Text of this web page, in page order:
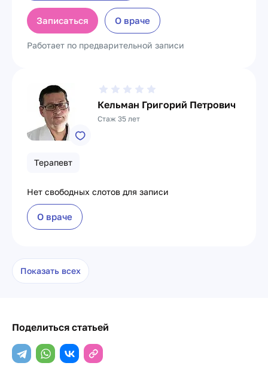
Записаться О враче
Работает по предварительной записи
Кельман Григорий Петрович
Стаж 35 лет
Терапевт
Нет свободных слотов для записи
О враче
Показать всех
Поделиться статьей